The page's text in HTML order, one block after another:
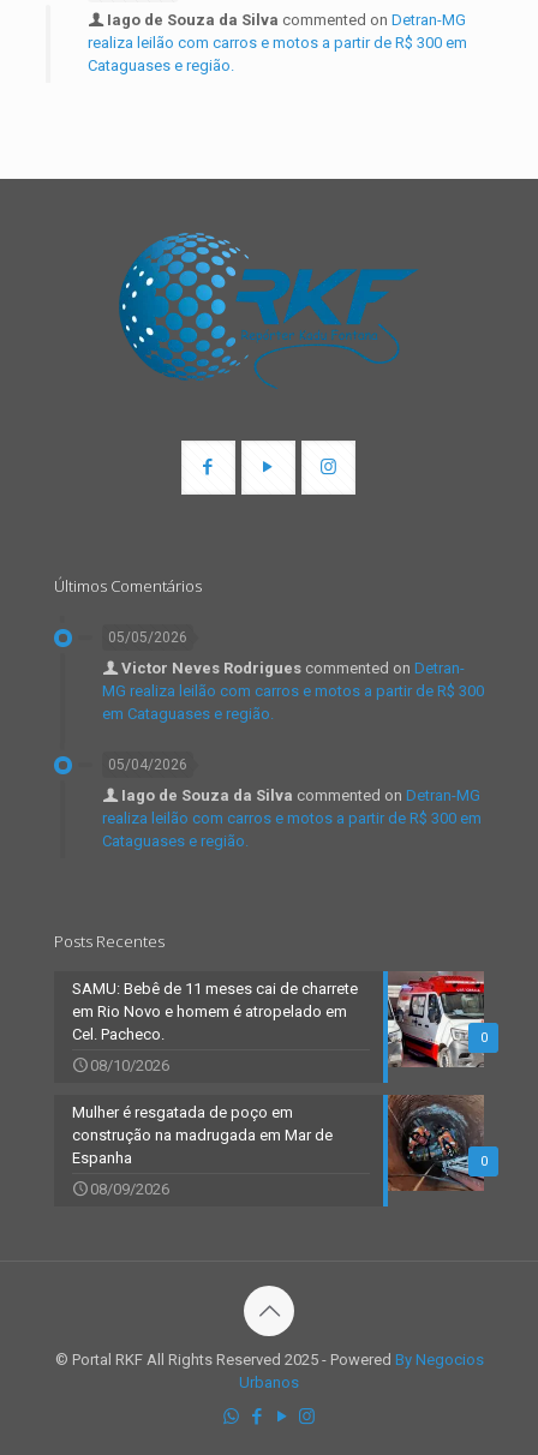
Iago de Souza da Silva commented on Detran-MG
realiza leilão com carros e motos a partir de R$ 300 em
Cataguases e região.
Últimos Comentários
05/05/2026
Victor Neves Rodrigues commented on Detran-
MG realiza leilão com carros e motos a partir de R$ 300
em Cataguases e região.
05/04/2026
Iago de Souza da Silva commented on Detran-MG
realiza leilão com carros e motos a partir de R$ 300 em
Cataguases e região.
Posts Recentes
0
SAMU: Bebê de 11 meses cai de charrete
em Rio Novo e homem é atropelado em
Cel. Pacheco.
08/10/2026
0
Mulher é resgatada de poço em
construção na madrugada em Mar de
Espanha
08/09/2026
© Portal RKF All Rights Reserved 2025 - Powered By Negocios
Urbanos